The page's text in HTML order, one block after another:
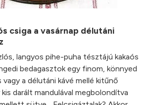
csiga a vasárnap délutáni
langyos pihe-puha tésztájú kakaós
bedagasztok egy finom, könnyed
a délutáni kávé mellé kitűnő
darált mandulával megbolondítva